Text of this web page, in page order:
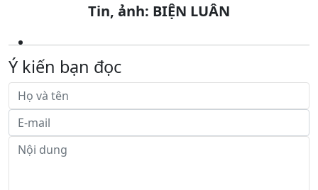
Tin, ảnh: BIỆN LUÂN
Ý kiến bạn đọc